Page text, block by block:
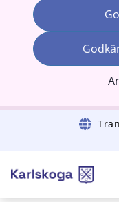
Gå till innehåll